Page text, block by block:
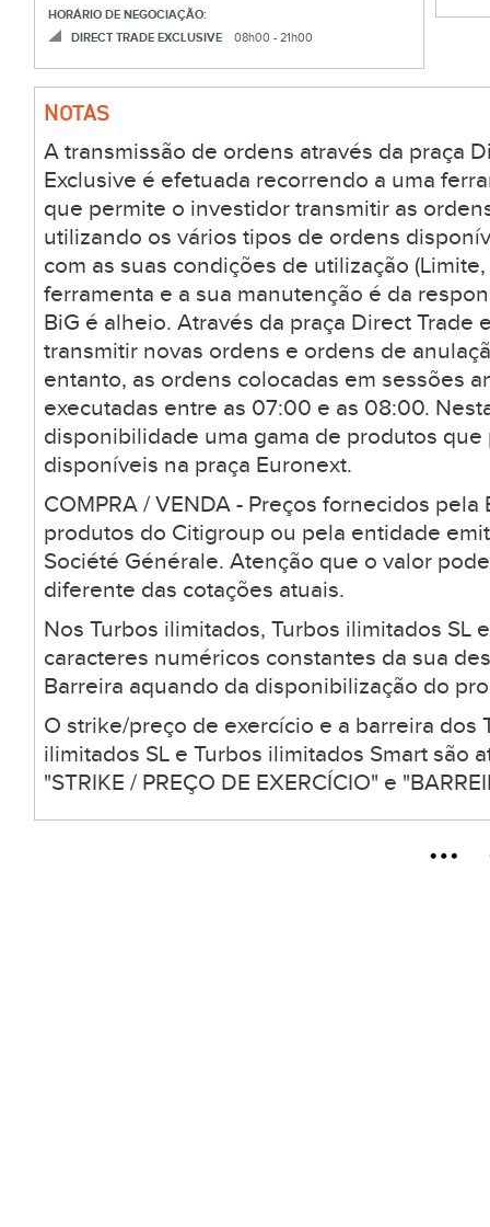
HORÁRIO DE NEGOCIAÇÃO:
DIRECT TRADE EXCLUSIVE
08h00 - 21h00
NOTAS
A transmissão de ordens através da praça
Exclusive é efetuada recorrendo a uma
que permite o investidor transmitir as
utilizando os vários tipos de ordens
com as suas condições de utilização
ferramenta e a sua manutenção é da
BiG é alheio. Através da praça Direct Trade
transmitir novas ordens e ordens de
entanto, as ordens colocadas em sessões
executadas entre as 07:00 e as 08:00.
disponibilidade uma gama de produtos
disponíveis na praça Euronext.
COMPRA / VENDA - Preços fornecidos
produtos do Citigroup ou pela entidade
Société Générale. Atenção que o valor
diferente das cotações atuais.
Nos Turbos ilimitados, Turbos ilimitados SL
caracteres numéricos constantes da sua
Barreira aquando da disponibilização do
O strike/preço de exercício e a barreira dos
ilimitados SL e Turbos ilimitados Smart são
"STRIKE / PREÇO DE EXERCÍCIO" e